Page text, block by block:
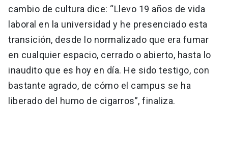
cambio de cultura dice: “Llevo 19 años de vida
laboral en la universidad y he presenciado esta
transición, desde lo normalizado que era fumar
en cualquier espacio, cerrado o abierto, hasta lo
inaudito que es hoy en día. He sido testigo, con
bastante agrado, de cómo el campus se ha
liberado del humo de cigarros”, finaliza.